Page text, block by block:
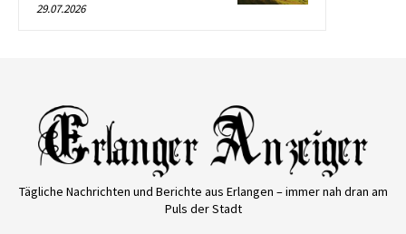
29.07.2026
Tägliche Nachrichten und Berichte aus Erlangen – immer nah dran am
Puls der Stadt